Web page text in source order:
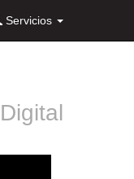
Servicios
Digital